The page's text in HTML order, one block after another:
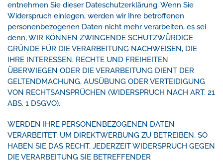
entnehmen Sie dieser Dateschutzerklärung. Wenn Sie
Widerspruch einlegen, werden wir Ihre betroffenen
personenbezogenen Daten nicht mehr verarbeiten, es sei
denn, WIR KÖNNEN ZWINGENDE SCHUTZWÜRDIGE
GRÜNDE FÜR DIE VERARBEITUNG NACHWEISEN, DIE
IHRE INTERESSEN, RECHTE UND FREIHEITEN
ÜBERWIEGEN ODER DIE VERARBEITUNG DIENT DER
GELTENDMACHUNG, AUSÜBUNG ODER VERTEIDIGUNG
VON RECHTSANSPRÜCHEN (WIDERSPRUCH NACH ART. 21
ABS. 1 DSGVO).
WERDEN IHRE PERSONENBEZOGENEN DATEN
VERARBEITET, UM DIREKTWERBUNG ZU BETREIBEN, SO
HABEN SIE DAS RECHT, JEDERZEIT WIDERSPRUCH GEGEN
DIE VERARBEITUNG SIE BETREFFENDER